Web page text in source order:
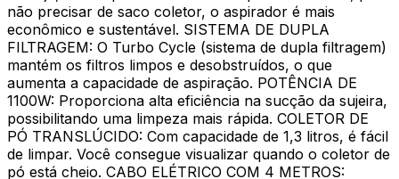
não precisar de saco coletor, o aspirador é mais
econômico e sustentável. SISTEMA DE DUPLA
FILTRAGEM: O Turbo Cycle (sistema de dupla filtragem)
mantém os filtros limpos e desobstruídos, o que
aumenta a capacidade de aspiração. POTÊNCIA DE
1100W: Proporciona alta eficiência na sucção da sujeira,
possibilitando uma limpeza mais rápida. COLETOR DE
PÓ TRANSLÚCIDO: Com capacidade de 1,3 litros, é fácil
de limpar. Você consegue visualizar quando o coletor de
pó está cheio. CABO ELÉTRICO COM 4 METROS: